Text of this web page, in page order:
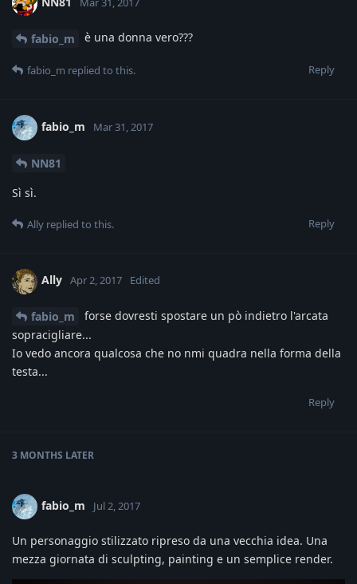
fabio_m è una donna vero???
Reply
fabio_m replied to this.
fabio_m Mar 31, 2017
NN81
Sì sì.
Reply
Ally replied to this.
Ally Apr 2, 2017 Edited
fabio_m
forse dovresti spostare un pò indietro l'arcata
sopracigliare...
Io vedo ancora qualcosa che no nmi quadra nella forma della
testa...
Reply
3 MONTHS LATER
fabio_m Jul 2, 2017
Un personaggio stilizzato ripreso da una vecchia idea. Una
mezza giornata di sculpting, painting e un semplice render.